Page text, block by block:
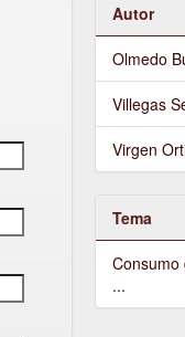
Autor
Olmedo
Villegas
Virgen
Tema
Consumo
...